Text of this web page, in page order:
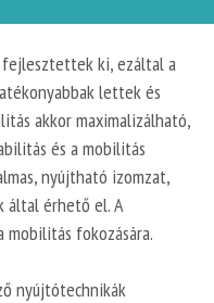
fejlesztettek ki, ezáltal a
lettek és
akkor maximalizálható,
és a mobilitás
nyújtható izomzat,
által érhető el. A
mobilitás fokozására.
nyújtótechnikák